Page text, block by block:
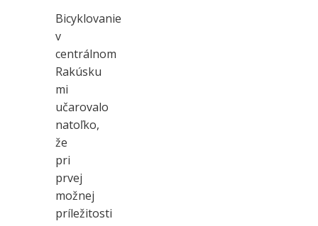
Bicyklovanie
v
centrálnom
Rakúsku
mi
učarovalo
natoľko,
že
pri
prvej
možnej
príležitosti